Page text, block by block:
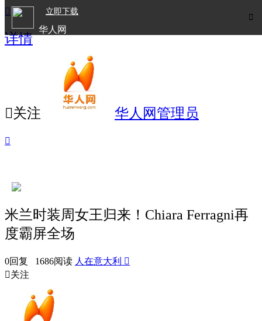

立即下载
华人网

详情
关注 华人网管理员

米兰时装周女王归来！Chiara Ferragni再
度霸屏全场
0回复 1686阅读 人在意大利 
关注